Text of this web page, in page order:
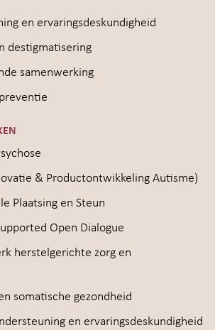
en ervaringsdeskundigheid
destigmatisering
samenwerking
& Productontwikkeling Autisme)
Plaatsing en Steun
Open Dialogue
herstelgerichte zorg en
somatische gezondheid
en ervaringsdeskundigheid